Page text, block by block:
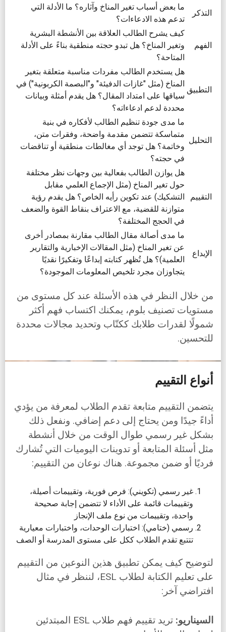
التذكر
ما بعض أسباب تغير المناخ وآثاره؟ ما الأدلة التي
تدعم هذه الادعاءات؟
الفهم
كيف يشرح الطالب العلاقة بين الأنشطة البشرية
وتغير المناخ؟ هل تبدو حجته منطقية بناءً على الأدلة
المتاحة؟
التطبيق
هل يستخدم الطالب مفردات مناسبة متعلقة بتغير
المناخ (مثل "غازات الدفيئة" و"البصمة الكربونية") في
سياقها على امتداد المقال؟ هل يقدم أمثلة وبيانات
محددة لدعم ادعاءاته؟
التحليل
ما مدى جودة تنظيم الطالب لأفكاره في بنية
متماسكة تتضمن مقدمة واضحة، وفقرات متن،
وخاتمة؟ هل توجد أي مغالطات منطقية أو تناقضات
في حجته؟
التقييم
هل يوازن الطالب بفعالية بين وجهات نظر مختلفة
حول تغير المناخ (مثل الإجماع العلمي مقابل
التشكيك) عند تكوين رأيه الخاص؟ هل يقدم رؤية
متوازنة للقضية، مع الاعتراف بنقاط القوة والضعف
في الحجج المختلفة؟
الإبداع
ما مدى أصالة مقال الطالب مقارنة بمصادر أخرى
عن تغير المناخ (مثل المقالات الإخبارية والتقارير
العلمية)؟ هل تُظهر كتابته إبداعًا وتفكيرًا نقديًا
يتجاوزان مجرد تلخيص المعلومات الموجودة؟
من خلال النظر في هذه الأسئلة عند كل مستوى من
مستويات تصنيف بلوم، يمكنك اكتساب فهم أكثر
شمولًا لقدرات طلابك ككتّاب وتحديد مجالات محددة
للتحسين.
أنواع التقييم
يتضمن التقييم متابعة تقدم الطلاب لمعرفة من يؤدي
أداءً جيدًا ومن يحتاج إلى دعم إضافي. ونفعل ذلك
بشكل غير رسمي طوال الوقت من خلال أنشطة
مثل أسئلة المتابعة أو تدوينات اليوميات التي تُشارك
فرديًا أو ضمن مجموعة. هناك نوعان من التقييم:
غير رسمي (تكويني): فرص فورية، وتقييمات أصيلة،
وتقييمات قائمة على الأداء لا تتضمن إجابة صحيحة
واحدة، وتقييمات من نوع ملف الإنجاز
رسمي (ختامي): اختبارات الوحدات، واختبارات معيارية
تتتبع تقدم الطلاب ككل على مستوى المدرسة أو الصف
لتوضيح كيف يمكن تطبيق هذين النوعين من التقييم
على تعليم الكتابة لطلاب ESL، لننظر في مثال
افتراضي آخر:
السيناريو:
تريد تقييم فهم طلاب ESL المبتدئين